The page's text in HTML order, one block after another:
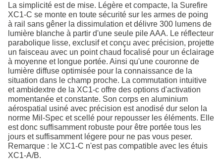
La simplicité est de mise. Légère et compacte, la Surefire
XC1-C se monte en toute sécurité sur les armes de poing
à rail sans gêner la dissimulation et délivre 300 lumens de
lumière blanche à partir d'une seule pile AAA. Le réflecteur
parabolique lisse, exclusif et conçu avec précision, projette
un faisceau avec un point chaud focalisé pour un éclairage
à moyenne et longue portée. Ainsi qu'une couronne de
lumière diffuse optimisée pour la connaissance de la
situation dans le champ proche. La commutation intuitive
et ambidextre de la XC1-c offre des options d'activation
momentanée et constante. Son corps en aluminium
aérospatial usiné avec précision est anodisé dur selon la
norme Mil-Spec et scellé pour repousser les éléments. Elle
est donc suffisamment robuste pour être portée tous les
jours et suffisamment légere pour ne pas vous peser.
Remarque : le XC1-C n'est pas compatible avec les étuis
XC1-A/B.